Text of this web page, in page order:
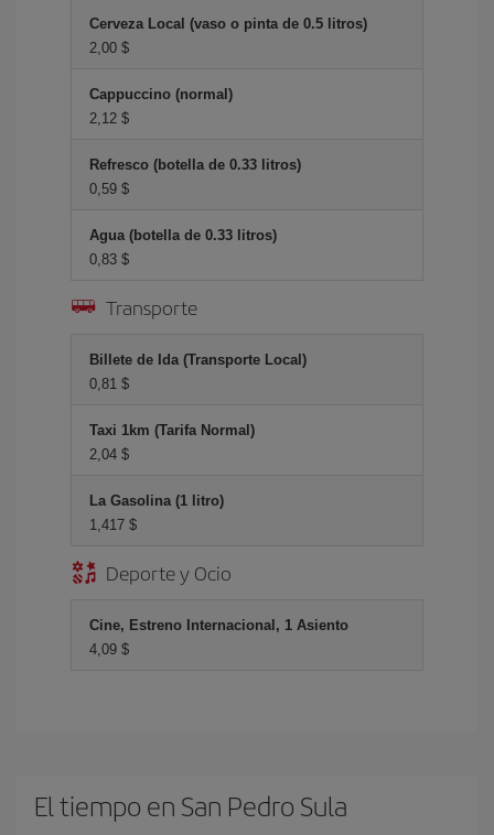
Cerveza Local (vaso o pinta de 0.5 litros)
2,00 $
Cappuccino (normal)
2,12 $
Refresco (botella de 0.33 litros)
0,59 $
Agua (botella de 0.33 litros)
0,83 $
Transporte
Billete de Ida (Transporte Local)
0,81 $
Taxi 1km (Tarifa Normal)
2,04 $
La Gasolina (1 litro)
1,417 $
Deporte y Ocio
Cine, Estreno Internacional, 1 Asiento
4,09 $
El tiempo en San Pedro Sula